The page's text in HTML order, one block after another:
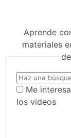
Aprende
materiales
Me
los videos